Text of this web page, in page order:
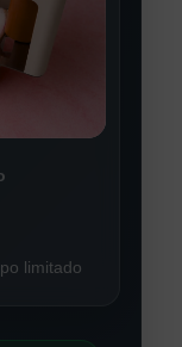
limitado